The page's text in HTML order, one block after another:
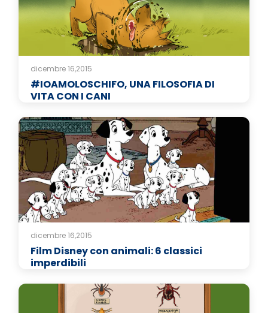
dicembre 16,2015
#IOAMOLOSCHIFO, UNA FILOSOFIA DI
VITA CON I CANI
dicembre 16,2015
Film Disney con animali: 6 classici
imperdibili